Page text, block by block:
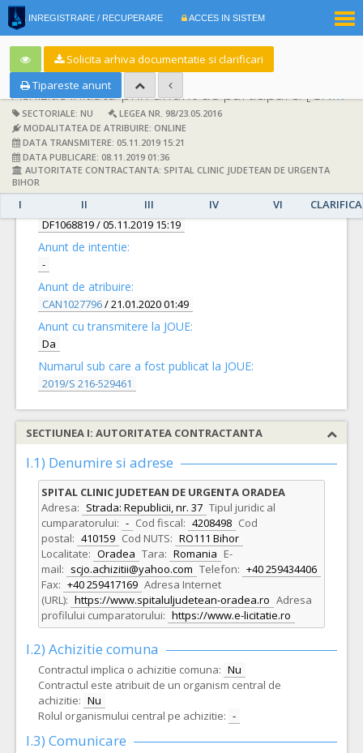
INREGISTRARE / RECUPERARE ACCES IN SISTEM
Solicita arhiva documentatie si clarificari
Tipareste anunt
Achizitie initiata prin anunt de participare:[CN1016694] -
SECTORIALE: NU
LEGEA NR. 98/23.05.2016
MODALITATEA DE ATRIBUIRE: ONLINE
DATA TRANSMITERE: 05.11.2019 15:21
DATA PUBLICARE: 08.11.2019 01:36
AUTORITATE CONTRACTANTA: SPITAL CLINIC JUDETEAN DE URGENTA
BIHOR
I II III IV VI
DETALII
Documentatie de atribuire:
DF1068819/ 05.11.2019 15:19
Anunt de intentie:
-
Anunt de atribuire:
CAN1027796/ 21.01.2020 01:49
Anunt cu transmitere la JOUE:
Da
Numarul sub care a fost publicat la JOUE:
2019/S 216-529461
SECTIUNEA I: AUTORITATEA CONTRACTANTA
I.1) Denumire si adrese
SPITAL CLINIC JUDETEAN DE URGENTA ORADEA
Adresa: Strada: Republicii, nr. 37 Tipul juridic al
cumparatorului: - Cod fiscal: 4208498 Cod
postal: 410159 Cod NUTS: RO111 Bihor
Localitate: Oradea Tara: Romania E-
mail: scjo.achizitii@yahoo.com Telefon: +40 259434406
Fax: +40 259417169 Adresa Internet
(URL): https://www.spitaluljudetean-oradea.ro Adresa
profilului cumparatorului: https://www.e-licitatie.ro
I.2) Achizitie comuna
Contractul implica o achizitie comuna: Nu
Contractul este atribuit de un organism central de
achizitie: Nu
Rolul organismului central pe achizitie: -
I.3) Comunicare